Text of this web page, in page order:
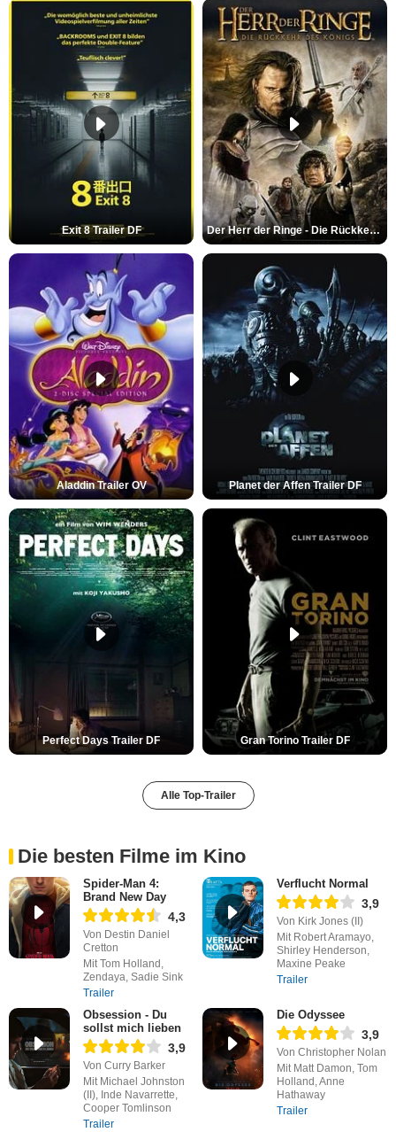
Exit 8 Trailer DF Der Herr der Ringe - Die Rückkehr des Königs Trailer OV
Aladdin Trailer OV Planet der Affen Trailer DF
Perfect Days Trailer DF Gran Torino Trailer DF
Alle Top-Trailer
Die besten Filme im Kino
Spider-Man 4:
Brand New Day
4,3
Von Destin Daniel
Cretton
Mit Tom Holland,
Zendaya, Sadie Sink
Trailer
Verflucht Normal
3,9
Von Kirk Jones (II)
Mit Robert Aramayo,
Shirley Henderson,
Maxine Peake
Trailer
Obsession - Du
sollst mich lieben
3,9
Von Curry Barker
Mit Michael Johnston
(II), Inde Navarrette,
Cooper Tomlinson
Trailer
Die Odyssee
3,9
Von Christopher Nolan
Mit Matt Damon, Tom
Holland, Anne
Hathaway
Trailer